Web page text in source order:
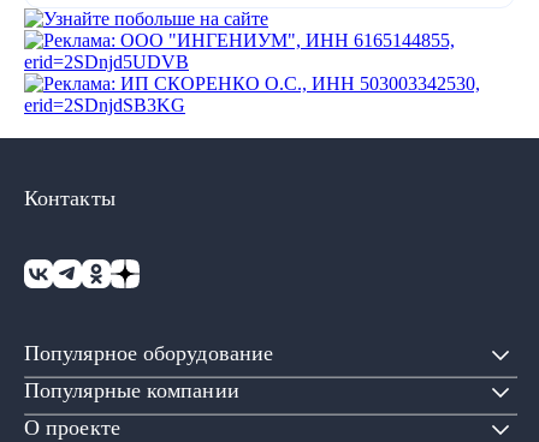
Популярное оборудование
Популярные компании
О проекте
Контакты